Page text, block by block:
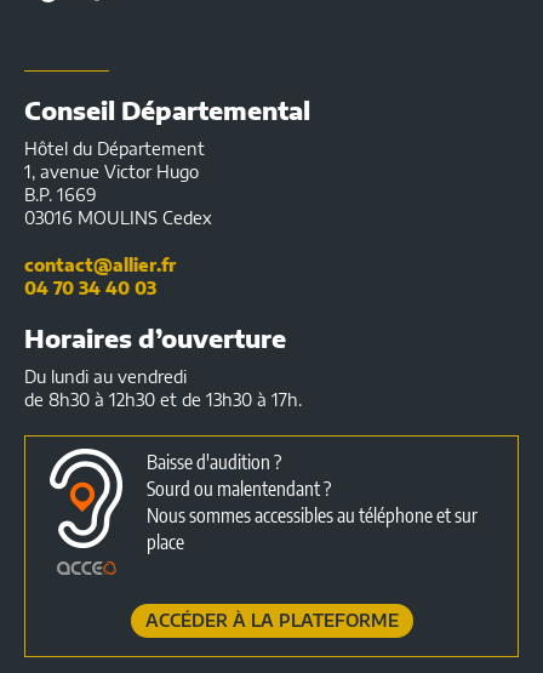
Conseil Départemental
Hôtel du Département
1, avenue Victor Hugo
B.P. 1669
03016 MOULINS Cedex
contact@allier.fr
04 70 34 40 03
Horaires d’ouverture
Du lundi au vendredi
de 8h30 à 12h30 et de 13h30 à 17h.
Baisse d'audition ?
Sourd ou malentendant ?
Nous sommes accessibles au téléphone et sur
place
ACCÉDER À LA PLATEFORME